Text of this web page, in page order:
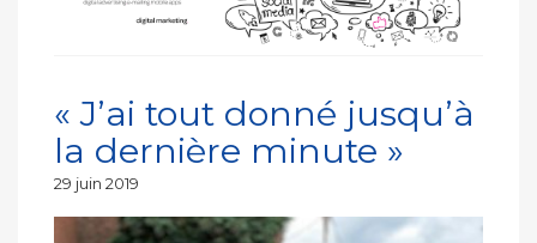
« J’ai tout donné jusqu’à
la dernière minute »
Publié
29 juin 2019